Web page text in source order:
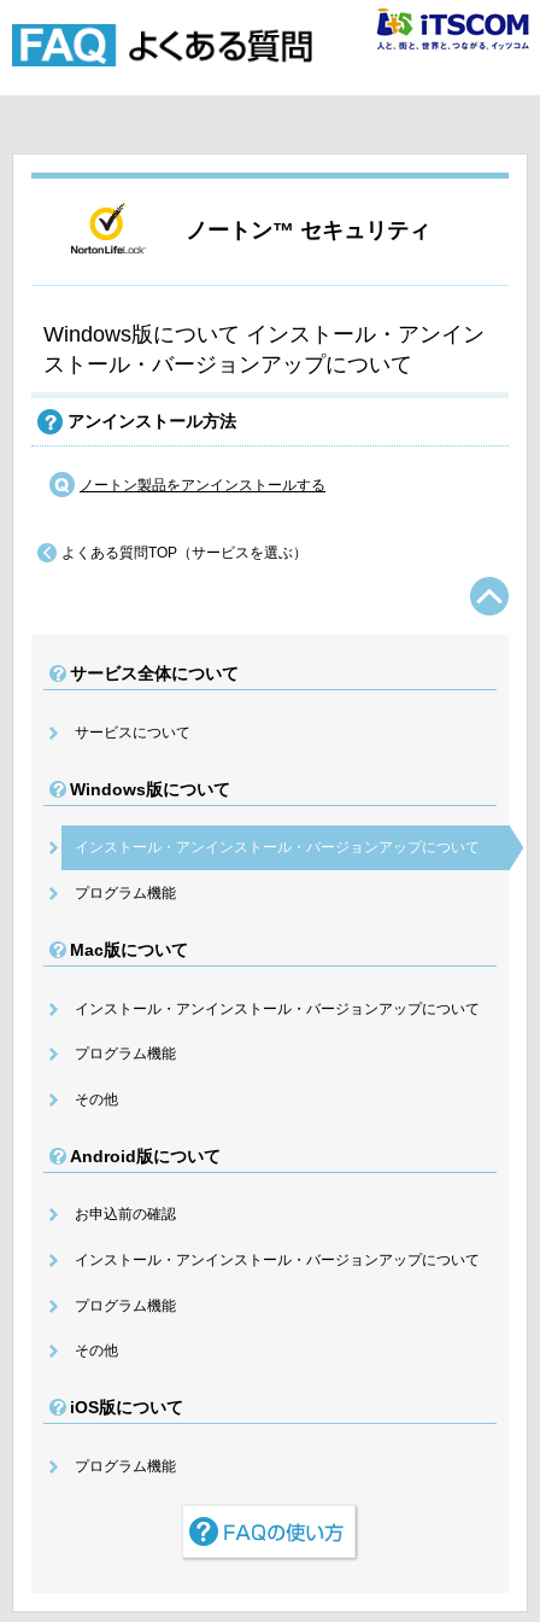
ノートン™ セキュリティ
Windows版について インストール・アンイン
ストール・バージョンアップについて
アンインストール方法
ノートン製品をアンインストールする
よくある質問TOP（サービスを選ぶ）
サービス全体について
サービスについて
Windows版について
インストール・アンインストール・バージョンアップについて
プログラム機能
Mac版について
インストール・アンインストール・バージョンアップについて
プログラム機能
その他
Android版について
お申込前の確認
インストール・アンインストール・バージョンアップについて
プログラム機能
その他
iOS版について
プログラム機能